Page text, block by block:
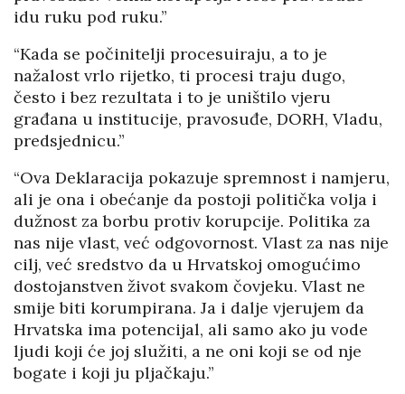
idu ruku pod ruku.”
“Kada se počinitelji procesuiraju, a to je
nažalost vrlo rijetko, ti procesi traju dugo,
često i bez rezultata i to je uništilo vjeru
građana u institucije, pravosuđe, DORH, Vladu,
predsjednicu.”
“Ova Deklaracija pokazuje spremnost i namjeru,
ali je ona i obećanje da postoji politička volja i
dužnost za borbu protiv korupcije. Politika za
nas nije vlast, već odgovornost. Vlast za nas nije
cilj, već sredstvo da u Hrvatskoj omogućimo
dostojanstven život svakom čovjeku. Vlast ne
smije biti korumpirana. Ja i dalje vjerujem da
Hrvatska ima potencijal, ali samo ako ju vode
ljudi koji će joj služiti, a ne oni koji se od nje
bogate i koji ju pljačkaju.”